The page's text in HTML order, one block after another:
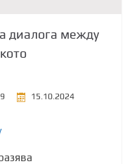
диалога между
15.10.2024